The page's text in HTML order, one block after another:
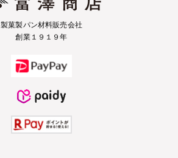
製菓製パン材料販売会社
創業１９１９年